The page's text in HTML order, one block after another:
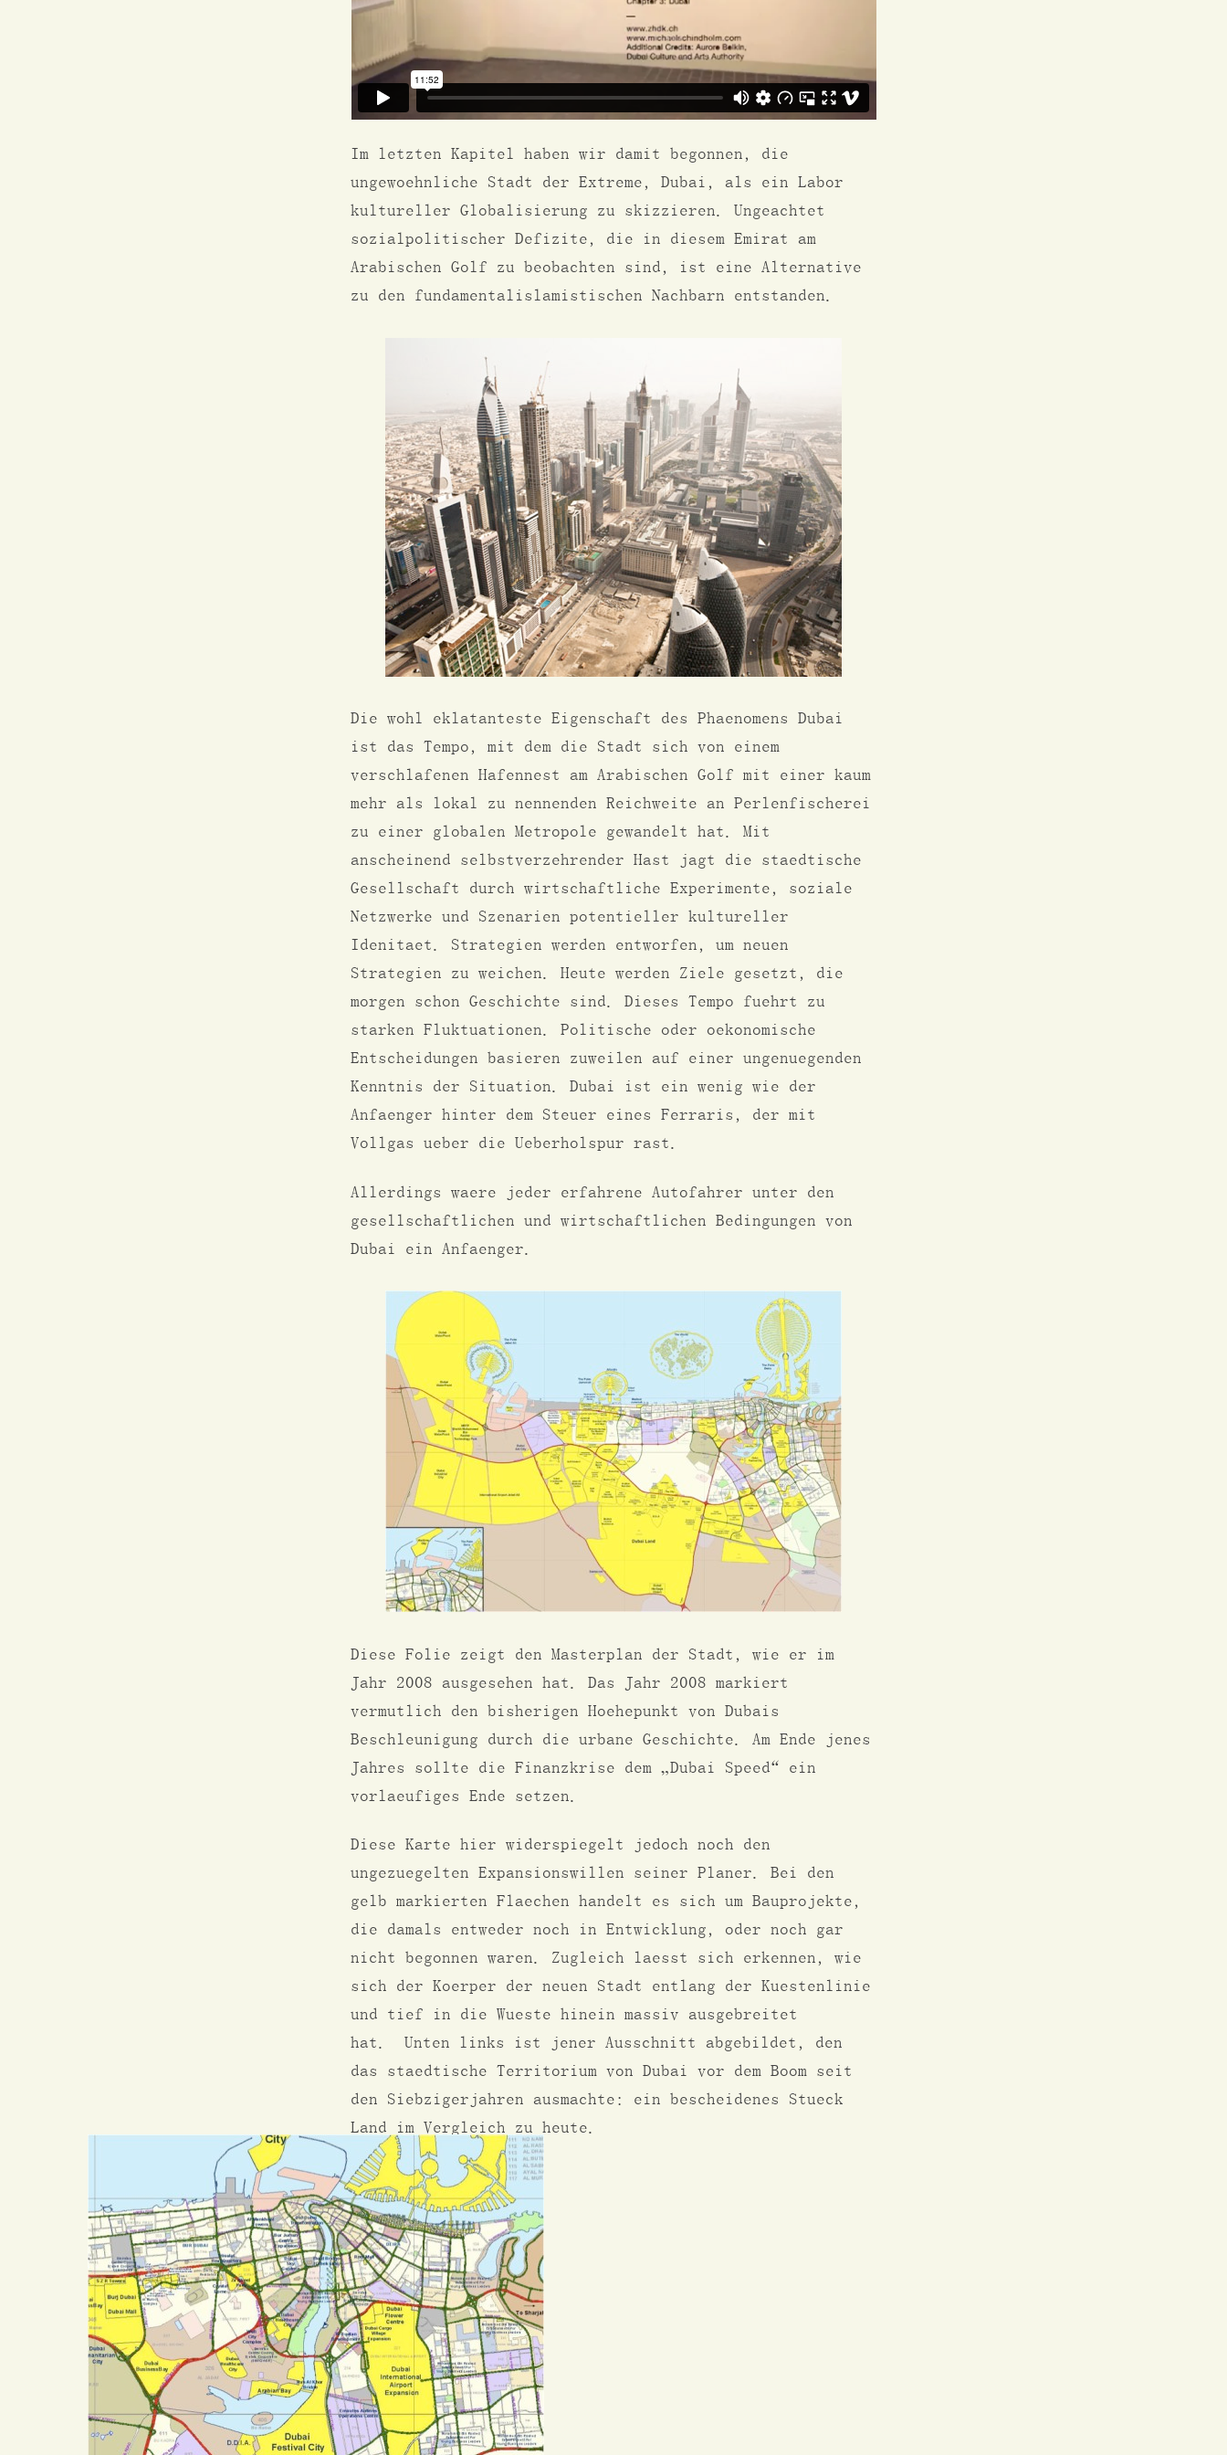
Im letzten Kapitel haben wir damit begonnen, die
ungewoehnliche Stadt der Extreme, Dubai, als ein Labor
kultureller Globalisierung zu skizzieren. Ungeachtet
sozialpolitischer Defizite, die in diesem Emirat am
Arabischen Golf zu beobachten sind, ist eine Alternative
zu den fundamentalislamistischen Nachbarn entstanden.
Die wohl eklatanteste Eigenschaft des Phaenomens Dubai
ist das Tempo, mit dem die Stadt sich von einem
verschlafenen Hafennest am Arabischen Golf mit einer kaum
mehr als lokal zu nennenden Reichweite an Perlenfischerei
zu einer globalen Metropole gewandelt hat. Mit
anscheinend selbstverzehrender Hast jagt die staedtische
Gesellschaft durch wirtschaftliche Experimente, soziale
Netzwerke und Szenarien potentieller kultureller
Idenitaet. Strategien werden entworfen, um neuen
Strategien zu weichen. Heute werden Ziele gesetzt, die
morgen schon Geschichte sind. Dieses Tempo fuehrt zu
starken Fluktuationen. Politische oder oekonomische
Entscheidungen basieren zuweilen auf einer ungenuegenden
Kenntnis der Situation. Dubai ist ein wenig wie der
Anfaenger hinter dem Steuer eines Ferraris, der mit
Vollgas ueber die Ueberholspur rast.
Allerdings waere jeder erfahrene Autofahrer unter den
gesellschaftlichen und wirtschaftlichen Bedingungen von
Dubai ein Anfaenger.
Diese Folie zeigt den Masterplan der Stadt, wie er im
Jahr 2008 ausgesehen hat. Das Jahr 2008 markiert
vermutlich den bisherigen Hoehepunkt von Dubais
Beschleunigung durch die urbane Geschichte. Am Ende jenes
Jahres sollte die Finanzkrise dem „Dubai Speed“ ein
vorlaeufiges Ende setzen.
Diese Karte hier widerspiegelt jedoch noch den
ungezuegelten Expansionswillen seiner Planer. Bei den
gelb markierten Flaechen handelt es sich um Bauprojekte,
die damals entweder noch in Entwicklung, oder noch gar
nicht begonnen waren. Zugleich laesst sich erkennen, wie
sich der Koerper der neuen Stadt entlang der Kuestenlinie
und tief in die Wueste hinein massiv ausgebreitet
hat. Unten links ist jener Ausschnitt abgebildet, den
das staedtische Territorium von Dubai vor dem Boom seit
den Siebzigerjahren ausmachte: ein bescheidenes Stueck
Land im Vergleich zu heute.